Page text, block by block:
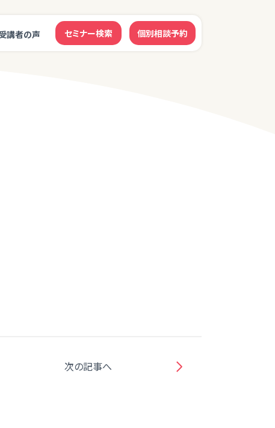
講者の声 セミナー検索 個別相談予約
次の記事へ